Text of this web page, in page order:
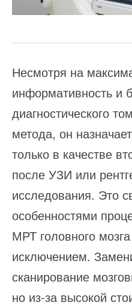
Несмотря на
информативность и
диагностического
метода, он
только в качестве
после УЗИ или
исследования. Это
особенностями
МРТ головного
исключением.
сканирование
но из-за высокой